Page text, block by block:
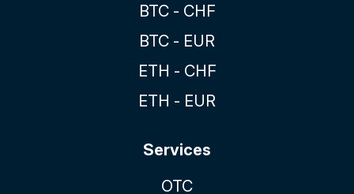
BTC - CHF
BTC - EUR
ETH - CHF
ETH - EUR
Services
OTC